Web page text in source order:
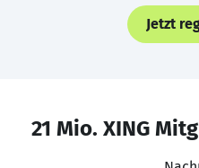
Jetzt
21 Mio. XING